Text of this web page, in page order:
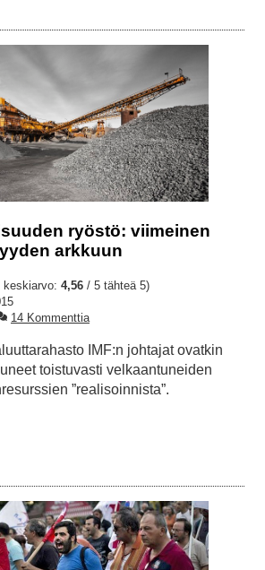
ryöstö: viimeinen
arkkuun
keskiarvo: 4,56 / 5 tähteä 5)
14 Kommenttia
IMF:n johtajat ovatkin
toistuvasti velkaantuneiden
”realisoinnista”.